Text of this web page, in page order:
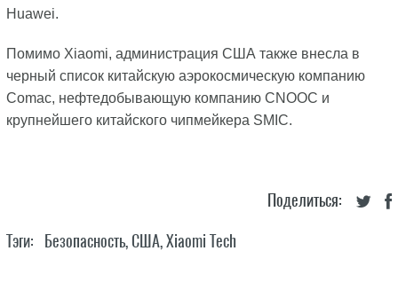
Huawei.
Помимо Xiaomi, администрация США также внесла в
черный список китайскую аэрокосмическую компанию
Comac, нефтедобывающую компанию CNOOC и
крупнейшего китайского чипмейкера SMIC.
Поделиться:
Тэги: Безопасность,США,Xiaomi Tech